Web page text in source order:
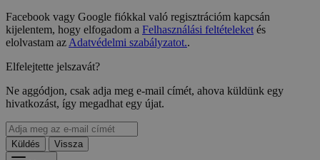
Facebook vagy Google fiókkal való regisztrációm kapcsán
kijelentem, hogy elfogadom a Felhasználási feltételeketés
elolvastam azAdatvédelmi szabályzatot..
Elfelejtette jelszavát?
Ne aggódjon, csak adja meg e-mail címét, ahova küldünk egy
hivatkozást, így megadhat egy újat.
Küldés
Vissza